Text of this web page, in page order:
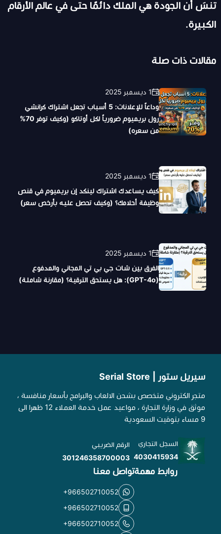
تنسَ أن الجودة هي الملك دائمًا حتى في عالم الأرقام
الكبيرة.
مقالات ذات صلة
1 ديسمبر 2025
وداعاً للإعلانات: 5 أسباب تجعل اشتراك كرانشي
رول بريميوم ضرورياً لكل أوتاكو (وكيف توفر 70%
من سعره)
1 ديسمبر 2025
كيف يساعدك اشتراك لينكد إن بريميوم في قنص
وظيفة أحلامك؟ (وكيف تحصل عليه بأرخص سعر)
1 ديسمبر 2025
الفرق بين شات جي بي تي المجاني والمدفوع
(GPT-4o): هل يستحق الترقية؟ (مقارنة شاملة)
سيريل ستور | Serial Store
متجر الكتروني متخصص بشحن الالعاب والبرامج بأسعار منافسة ،
موثق في وزارة التجارة ، مواعيد عمل خدمة العملاء 12 ظهرا الى
9 مساء بتوقيت السعودية
السجل التجاري
4030415934
الرقم الضريبي
301246358700003
روابط مهمةتواصل معنا
+966502710052
+966502710052
+966502710052